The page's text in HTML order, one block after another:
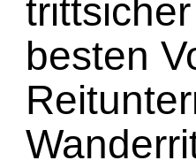
besten